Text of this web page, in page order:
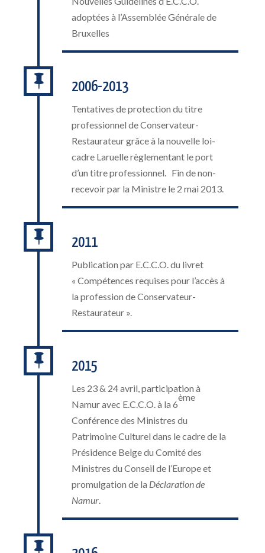
adoptées à l’Assemblée Générale de
Bruxelles
 2006-2013
Tentatives de protection du titre
professionnel de Conservateur-
Restaurateur grâce à la nouvelle loi-
cadre Laruelle règlementant le port
d’un titre professionnel. Fin de non-
recevoir par la Ministre le 2 mai 2013.
 2011
Publication par E.C.C.O. du livret
« Compétences requises pour l’accès à
la profession de Conservateur-
Restaurateur ».
 2015
Les 23 & 24 avril, participation à
Namur avec E.C.C.O. à la 6
ème
Conférence des Ministres du
Patrimoine Culturel dans le cadre de la
Présidence Belge du Comité des
Ministres du Conseil de l’Europe et
promulgation de la Déclaration de
Namur.
